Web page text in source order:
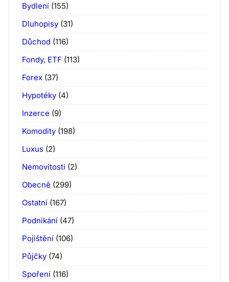
Bydlení (155)
Dluhopisy (31)
Důchod (116)
Fondy, ETF (113)
Forex (37)
Hypotéky (4)
Inzerce (9)
Komodity (198)
Luxus (2)
Nemovitosti (2)
Obecně (299)
Ostatní (167)
Podnikání (47)
Pojištění (106)
Půjčky (74)
Spoření (116)